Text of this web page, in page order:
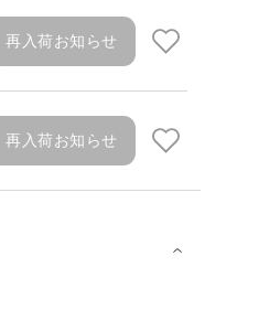
再入荷お知らせ
再入荷お知らせ